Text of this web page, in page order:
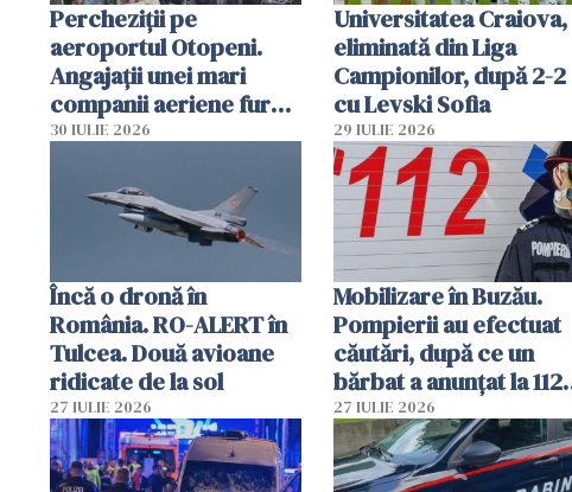
Percheziții pe
aeroportul Otopeni.
Angajații unei mari
companii aeriene furau
parfumuri, ceasuri și
vânzării
30 IULIE 2026
Universitatea Craiova,
eliminată din Liga
Campionilor, după 2-2
cu Levski Sofia
29 IULIE 2026
Încă o dronă în
România. RO-ALERT în
Tulcea. Două avioane
ridicate de la sol
27 IULIE 2026
Mobilizare în Buzău.
Pompierii au efectuat
căutări, după ce un
bărbat a anunțat la 112
că a văzut un obiect
luminos
27 IULIE 2026